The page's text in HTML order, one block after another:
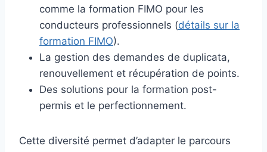
comme la formation FIMO pour les
conducteurs professionnels (détails sur la
formation FIMO).
La gestion des demandes de duplicata,
renouvellement et récupération de points.
Des solutions pour la formation post-
permis et le perfectionnement.
Cette diversité permet d’adapter le parcours